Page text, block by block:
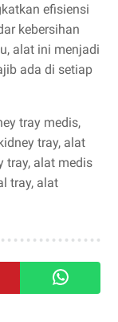
efisiensi
kebersihan
alat ini menjadi
ada di setiap
tray medis,
tray, alat
tray, alat medis
tray, alat